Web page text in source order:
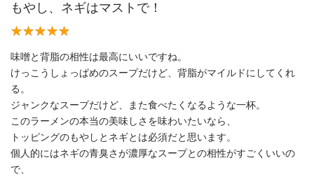
もやし、ネギはマストで！
味噌と背脂の相性は最高にいいですね。
けっこうしょっぱめのスープだけど、背脂がマイルドにしてくれ
る。
ジャンクなスープだけど、また食べたくなるような一杯。
このラーメンの本当の美味しさを味わいたいなら、
トッピングのもやしとネギとは必須だと思います。
個人的にはネギの青臭さが濃厚なスープとの相性がすごくいいの
で、